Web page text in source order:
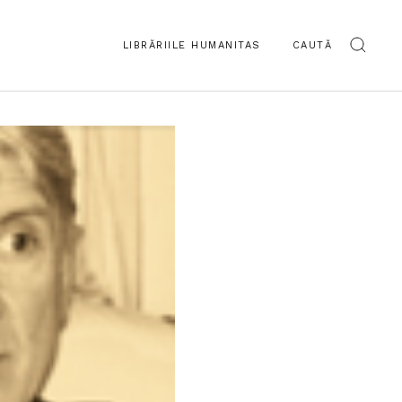
LIBRĂRIILE HUMANITAS CAUTĂ